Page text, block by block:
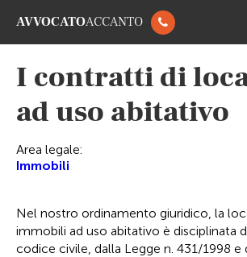
AVVOCATOACCANTO
I contratti di
ad uso abitativo
Area legale:
Immobili
Nel nostro ordinamento giuridico, la
immobili ad uso abitativo è disciplinata
codice civile, dalla Legge n. 431/1998 e